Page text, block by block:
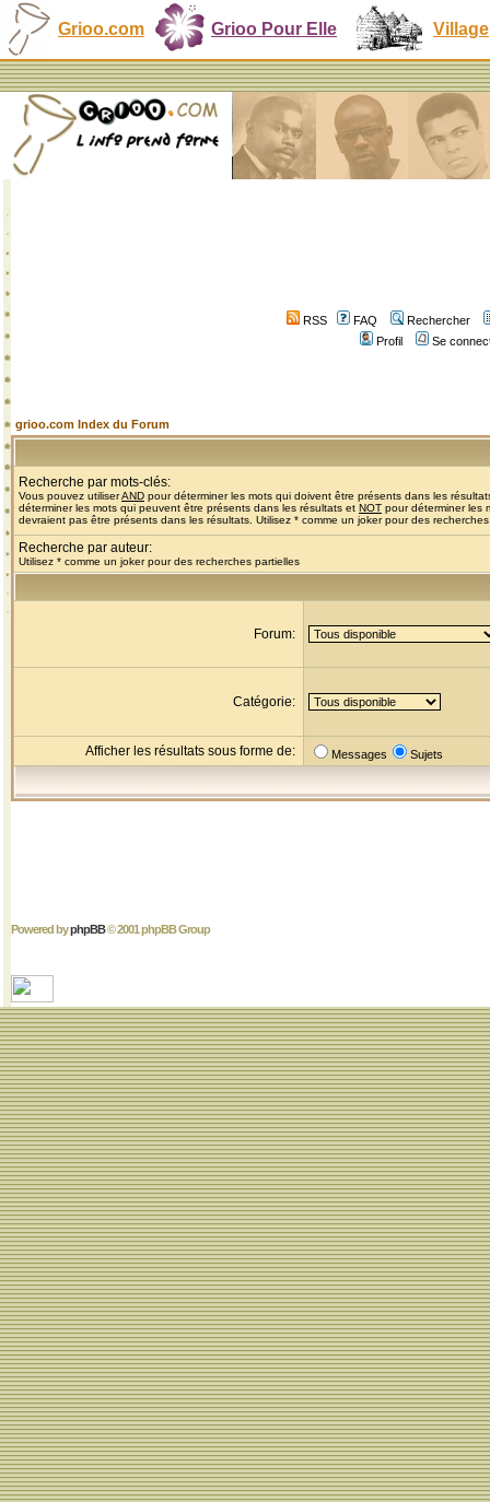
Grioo.com Grioo Pour Elle Village
RSS FAQ
Rechercher
Profil
Se
grioo.com Index du Forum
Recherche par mots-clés:
Vous pouvez utiliserAND pour déterminer les mots qui doivent être présents dans les
déterminer les mots qui peuvent être présents dans les résultats et NOT pour déterminer les
devraient pas être présents dans les résultats. Utilisez * comme un joker pour des
Recherche par auteur:
Utilisez * comme un joker pour des recherches partielles
Forum:
Catégorie:
Afficher les résultats sous forme de: Messages Sujets
Powered byphpBB© 2001 phpBB Group